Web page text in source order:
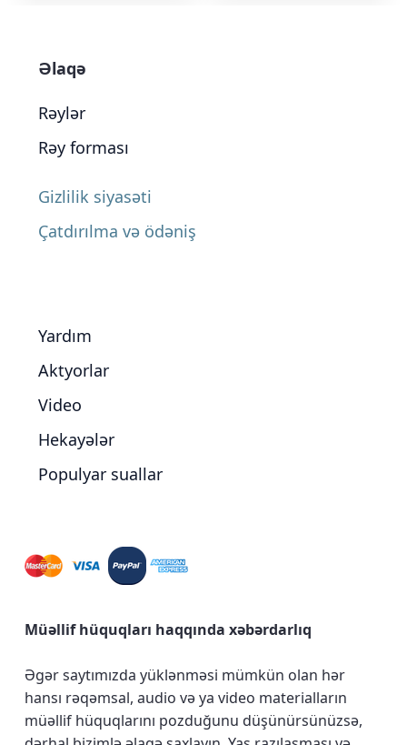
Əlaqə
Rəylər
Rəy forması
Gizlilik siyasəti
Çatdırılma və ödəniş
Yardım
Aktyorlar
Video
Hekayələr
Populyar suallar
Müəllif hüquqları haqqında xəbərdarlıq
Əgər saytımızda yüklənməsi mümkün olan hər
hansı rəqəmsal, audio və ya video materialların
müəllif hüquqlarını pozduğunu düşünürsünüzsə,